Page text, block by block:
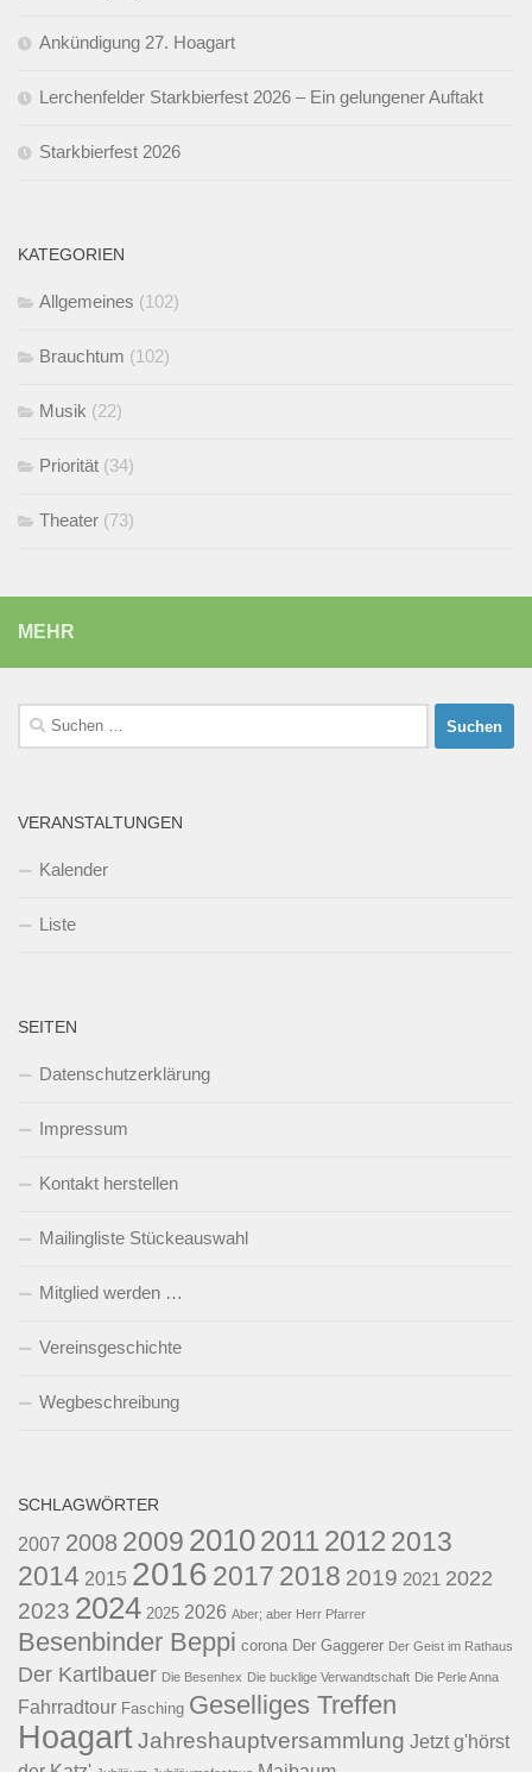
Ankündigung 27. Hoagart
Lerchenfelder Starkbierfest 2026 – Ein gelungener Auftakt
Starkbierfest 2026
KATEGORIEN
Allgemeines (102)
Brauchtum (102)
Musik (22)
Priorität (34)
Theater (73)
MEHR
Suchen
nach:
VERANSTALTUNGEN
Kalender
Liste
SEITEN
Datenschutzerklärung
Impressum
Kontakt herstellen
Mailingliste Stückeauswahl
Mitglied werden …
Vereinsgeschichte
Wegbeschreibung
SCHLAGWÖRTER
2007 2008 2009 20102011 2012 2013
2014 2015 2016 2017 2018 2019 2021 2022
2023 2024 2025 2026 Aber; aber Herr Pfarrer
Besenbinder Beppi corona Der Gaggerer Der Geist im Rathaus
Der Kartlbauer Die Besenhex Die bucklige Verwandtschaft Die Perle Anna
Fahrradtour Fasching Geselliges Treffen
HoagartJahreshauptversammlung Jetzt g'hörst